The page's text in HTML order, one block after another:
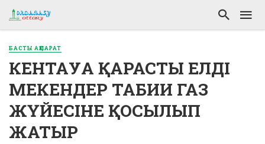
БАСТЫ АҚПАРАТ
КЕНТАУҒА ҚАРАСТЫ ЕЛДІ
МЕКЕНДЕР ТАБИҒИ ГАЗ
ЖҮЙЕСІНЕ ҚОСЫЛЫП
ЖАТЫР